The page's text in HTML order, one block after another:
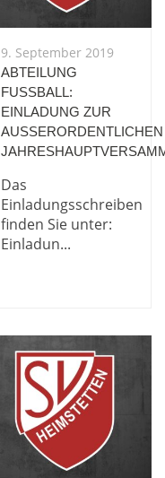
9. September 2019
ABTEILUNG
FUSSBALL: E
INLADUNG ZUR A
USSERORDENTLICHEN JA
Das
Einladungsschreiben
finden Sie unter:
Einladun...